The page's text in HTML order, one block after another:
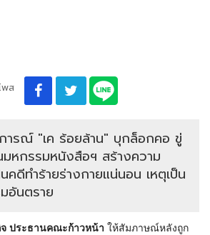
พส
การณ์ "เค ร้อยล้าน" บุกล็อกคอ ขู่
มหกรรมหนังสือฯ สร้างความ
คดีทำร้ายร่างกายแน่นอน เหตุเป็น
อันตราย
จ ประธานคณะก้าวหน้า ให้สัมภาษณ์หลังถูก